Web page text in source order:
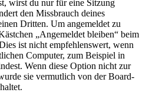
wirst du nur für eine Sitzung
den Missbrauch deines
Dritten. Um angemeldet zu
„Angemeldet bleiben“ beim
ist nicht empfehlenswert, wenn
Computer, zum Beispiel in
Wenn diese Option nicht zur
sie vermutlich von der Board-